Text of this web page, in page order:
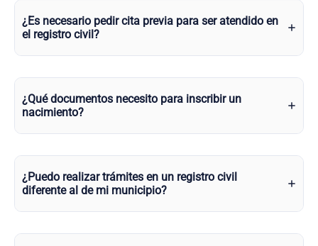
¿Es necesario pedir cita previa para ser atendido en
el registro civil?
¿Qué documentos necesito para inscribir un
nacimiento?
¿Puedo realizar trámites en un registro civil
diferente al de mi municipio?